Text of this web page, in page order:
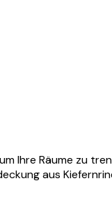
Ihre Räume zu
aus